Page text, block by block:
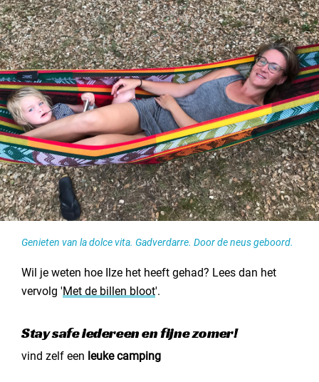
Genieten van la dolce vita. Gadverdarre. Door de neus geboord.
Wil je weten hoe Ilze het heeft gehad? Lees dan het
vervolg 'Met de billen bloot'.
Stay safe iedereen en fijne zomer!
vind zelf een leuke camping